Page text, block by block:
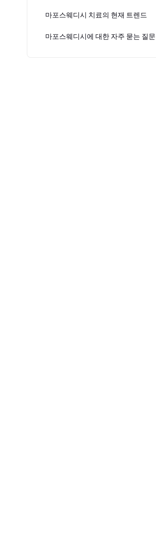
마포스웨디시 치료의 현재 트렌드
마포스웨디시에 대한 자주 묻는 질문